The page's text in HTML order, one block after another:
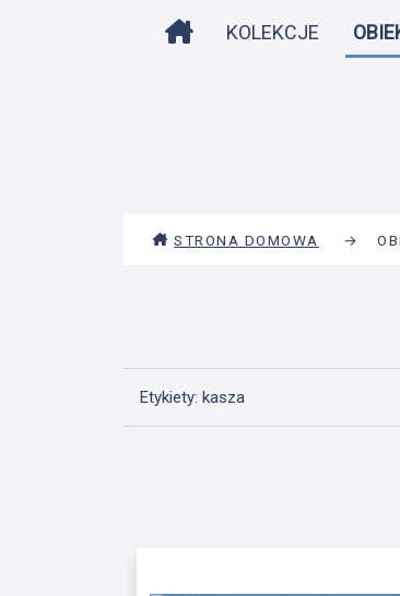
STRONA DOMOWA
KOLEKCJE
STRONA DOMOWA →
Etykiety: kasza